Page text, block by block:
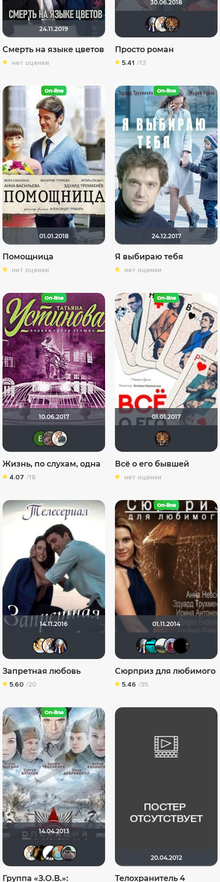
24.11.2019
Смерть на языке цветов
нет оценки
30.06.2018
Просто роман
5.41 /13
01.01.2018
Помощница
нет оценки
24.12.2017
Я выбираю тебя
нет оценки
10.06.2017
Виктория Данилевская
Viktorija Danilevskaja
Сергей Лисицкий
Жизнь, по слухам, одна
4.07 /18
01.01.2017
Всё о его бывшей
нет оценки
14.11.2016
Сергей Лисицкий
Диян Кръстев
Запретная любовь
5.60 /20
01.11.2014
Диян
Сюрприз для любимого
5.46 /35
14.04.2013
Сергей Лисицкий
Группа «З.О.В.»:
20.04.2012
Телохранитель 4